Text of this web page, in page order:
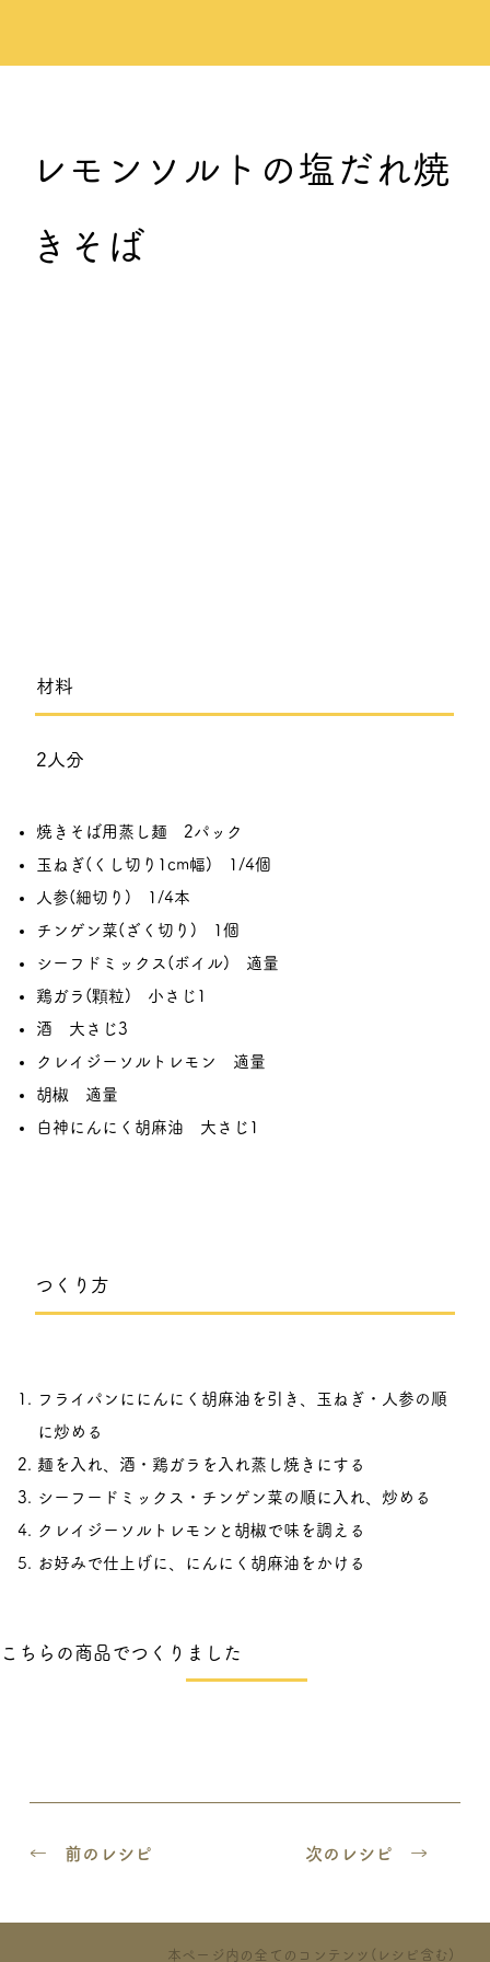
レモンソルトの塩だれ焼
きそば
← 前のレシピ 次のレシピ →
​材料
2人分
焼きそば用蒸し麺 2パック
玉ねぎ(くし切り1cm幅) 1/4個
人参(細切り) 1/4本
チンゲン菜(ざく切り) 1個
シーフドミックス(ボイル) 適量
鶏ガラ(顆粒) 小さじ1
酒 大さじ3
クレイジーソルトレモン 適量
胡椒 適量
白神にんにく胡麻油 大さじ1
つくり方
フライパンににんにく胡麻油を引き、玉ねぎ・人参の順
に炒める
麺を入れ、酒・鶏ガラを入れ蒸し焼きにする
シーフードミックス・チンゲン菜の順に入れ、炒める
クレイジーソルトレモンと胡椒で味を調える
お好みで仕上げに、にんにく胡麻油をかける
こちらの商品でつくりました
本ページ内の全てのコンテンツ(レシピ含む)